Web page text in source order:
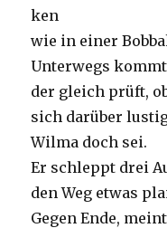
ken
wie in einer
Unterwegs
der gleich prüft,
sich darüber
Wilma doch sei.
Er schleppt drei
den Weg etwas
Gegen Ende,